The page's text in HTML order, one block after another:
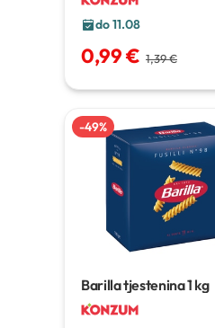
do 11.08
0,99 € 1,39 €
-49%
Barilla tjestenina1 kg